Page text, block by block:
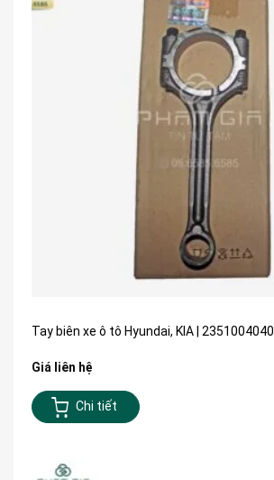
Tay biên xe ô tô Hyundai, KIA | 2351004040
Giá liên hệ
Chi tiết